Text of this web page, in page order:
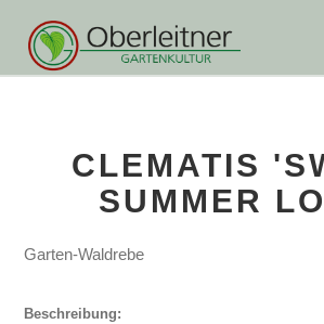
CLEMATIS
SUMMER
Garten-Waldrebe
Beschreibung: